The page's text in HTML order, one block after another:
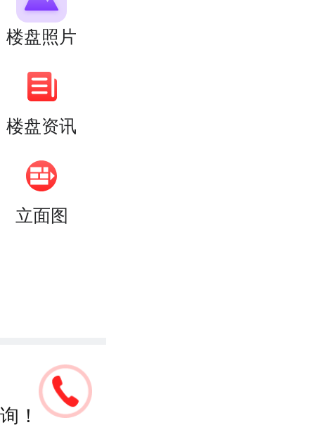
楼盘照片
楼盘资讯
立面图
！